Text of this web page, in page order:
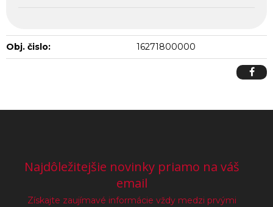
Obj. čislo: 16271800000
Najdôležitejšie novinky priamo na váš
email
Získajte zaujímavé informácie vždy medzi prvými